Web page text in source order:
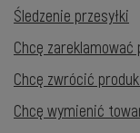
Śledzenie przesyłki
Chcę zareklamować
Chcę zwrócić
Chcę wymienić